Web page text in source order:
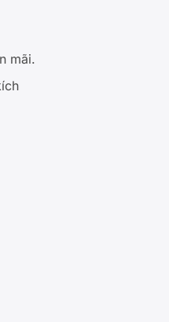
mãi.